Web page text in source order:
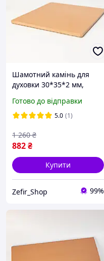
Шамотний камінь для
духовки 30*35*2 мм,
піци, хліба та домашньої
випічки
Готово до відправки
5.0 (1)
882₴
1 260 ₴
Купити
Zefir_Shop 99%